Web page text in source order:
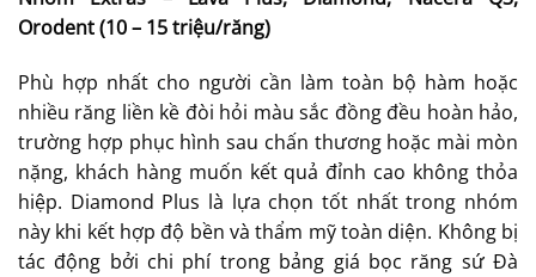
Orodent (10 – 15 triệu/răng)
Phù hợp nhất cho người cần làm toàn bộ hàm hoặc
nhiều răng liền kề đòi hỏi màu sắc đồng đều hoàn hảo,
trường hợp phục hình sau chấn thương hoặc mài mòn
nặng, khách hàng muốn kết quả đỉnh cao không thỏa
hiệp. Diamond Plus là lựa chọn tốt nhất trong nhóm
này khi kết hợp độ bền và thẩm mỹ toàn diện. Không bị
tác động bởi chi phí trong bảng giá bọc răng sứ Đà